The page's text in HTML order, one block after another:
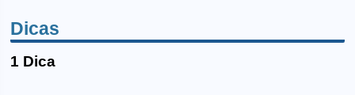
Dicas
1 Dica